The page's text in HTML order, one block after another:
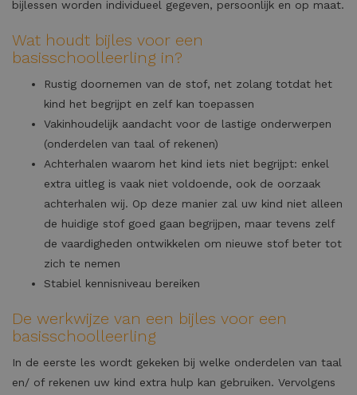
bijlessen worden individueel gegeven, persoonlijk en op maat.
Wat houdt bijles voor een
basisschoolleerling in?
Rustig doornemen van de stof, net zolang totdat het
kind het begrijpt en zelf kan toepassen
Vakinhoudelijk aandacht voor de lastige onderwerpen
(onderdelen van taal of rekenen)
Achterhalen waarom het kind iets niet begrijpt: enkel
extra uitleg is vaak niet voldoende, ook de oorzaak
achterhalen wij. Op deze manier zal uw kind niet alleen
de huidige stof goed gaan begrijpen, maar tevens zelf
de vaardigheden ontwikkelen om nieuwe stof beter tot
zich te nemen
Stabiel kennisniveau bereiken
De werkwijze van een bijles voor een
basisschoolleerling
In de eerste les wordt gekeken bij welke onderdelen van taal
en/ of rekenen uw kind extra hulp kan gebruiken. Vervolgens